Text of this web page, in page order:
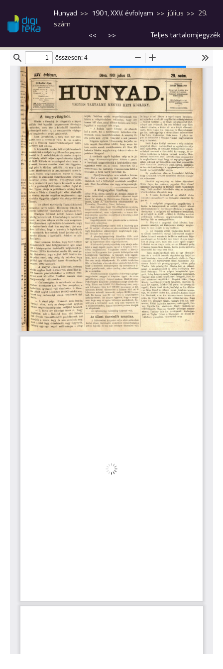
Hunyad 1901, XXV. évfolyam július
29.
szám
<<
>> Teljes tartalomjegyzék